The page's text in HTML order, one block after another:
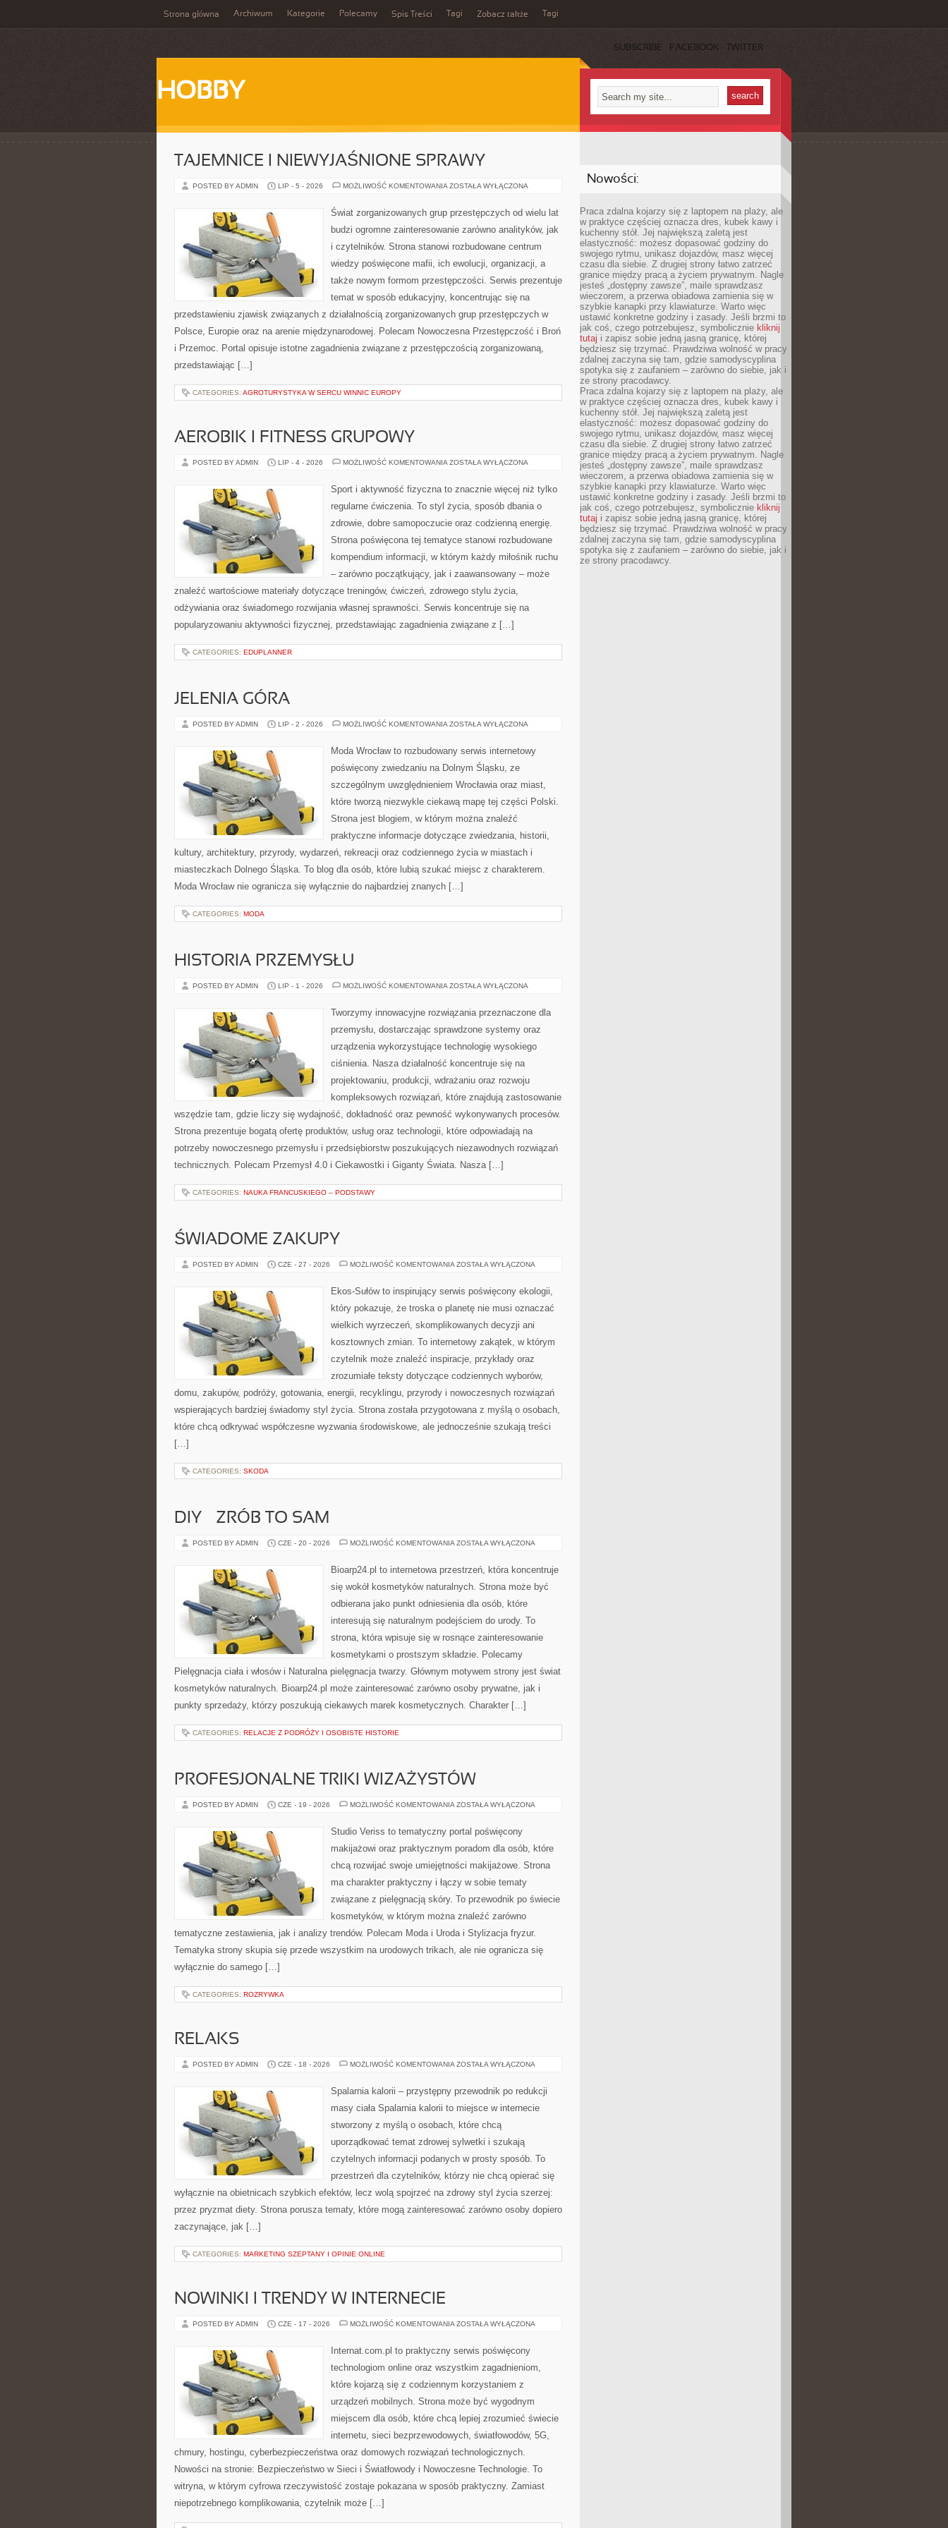
Strona główna Archiwum Kategorie Polecamy Spis Treści Tagi Zobacz także Tagi
SUBSCRIBE FACEBOOK TWITTER
HOBBY
TAJEMNICE I NIEWYJAŚNIONE SPRAWY
POSTED BY ADMIN LIP - 5 - 2026 MOŻLIWOŚĆ KOMENTOWANIA TAJEMNICE
SPRAWY
ZOSTAŁA WYŁĄCZONA
Świat zorganizowanych grup przestępczych od wielu lat
budzi ogromne zainteresowanie zarówno analityków, jak
i czytelników. Strona stanowi rozbudowane centrum
wiedzy poświęcone mafii, ich ewolucji, organizacji, a
także nowym formom przestępczości. Serwis prezentuje
temat w sposób edukacyjny, koncentrując się na
przedstawieniu zjawisk związanych z działalnością zorganizowanych grup przestępczych w
Polsce, Europie oraz na arenie międzynarodowej. Polecam Nowoczesna Przestępczość i Broń
i Przemoc. Portal opisuje istotne zagadnienia związane z przestępczością zorganizowaną,
przedstawiając […]
CATEGORIES: AGROTURYSTYKA W SERCU WINNIC EUROPY
AEROBIK I FITNESS GRUPOWY
POSTED BY ADMIN LIP - 4 - 2026 MOŻLIWOŚĆ KOMENTOWANIA AEROBIK
GRUPOWY
ZOSTAŁA WYŁĄCZONA
Sport i aktywność fizyczna to znacznie więcej niż tylko
regularne ćwiczenia. To styl życia, sposób dbania o
zdrowie, dobre samopoczucie oraz codzienną energię.
Strona poświęcona tej tematyce stanowi rozbudowane
kompendium informacji, w którym każdy miłośnik ruchu
– zarówno początkujący, jak i zaawansowany – może
znaleźć wartościowe materiały dotyczące treningów, ćwiczeń, zdrowego stylu życia,
odżywiania oraz świadomego rozwijania własnej sprawności. Serwis koncentruje się na
popularyzowaniu aktywności fizycznej, przedstawiając zagadnienia związane z […]
CATEGORIES: EDUPLANNER
JELENIA GÓRA
POSTED BY ADMIN LIP - 2 - 2026 MOŻLIWOŚĆ KOMENTOWANIA JELENIA
ZOSTAŁA WYŁĄCZONA
Moda Wrocław to rozbudowany serwis internetowy
poświęcony zwiedzaniu na Dolnym Śląsku, ze
szczególnym uwzględnieniem Wrocławia oraz miast,
które tworzą niezwykle ciekawą mapę tej części Polski.
Strona jest blogiem, w którym można znaleźć
praktyczne informacje dotyczące zwiedzania, historii,
kultury, architektury, przyrody, wydarzeń, rekreacji oraz codziennego życia w miastach i
miasteczkach Dolnego Śląska. To blog dla osób, które lubią szukać miejsc z charakterem.
Moda Wrocław nie ogranicza się wyłącznie do najbardziej znanych […]
CATEGORIES: MODA
HISTORIA PRZEMYSŁU
POSTED BY ADMIN LIP - 1 - 2026 MOŻLIWOŚĆ KOMENTOWANIA HISTORIA
ZOSTAŁA WYŁĄCZONA
Tworzymy innowacyjne rozwiązania przeznaczone dla
przemysłu, dostarczając sprawdzone systemy oraz
urządzenia wykorzystujące technologię wysokiego
ciśnienia. Nasza działalność koncentruje się na
projektowaniu, produkcji, wdrażaniu oraz rozwoju
kompleksowych rozwiązań, które znajdują zastosowanie
wszędzie tam, gdzie liczy się wydajność, dokładność oraz pewność wykonywanych procesów.
Strona prezentuje bogatą ofertę produktów, usług oraz technologii, które odpowiadają na
potrzeby nowoczesnego przemysłu i przedsiębiorstw poszukujących niezawodnych rozwiązań
technicznych. Polecam Przemysł 4.0 i Ciekawostki i Giganty Świata. Nasza […]
CATEGORIES: NAUKA FRANCUSKIEGO – PODSTAWY
ŚWIADOME ZAKUPY
POSTED BY ADMIN CZE - 27 - 2026 MOŻLIWOŚĆ KOMENTOWANIA ŚWIADOME
ZOSTAŁA WYŁĄCZONA
Ekos-Sułów to inspirujący serwis poświęcony ekologii,
który pokazuje, że troska o planetę nie musi oznaczać
wielkich wyrzeczeń, skomplikowanych decyzji ani
kosztownych zmian. To internetowy zakątek, w którym
czytelnik może znaleźć inspiracje, przykłady oraz
zrozumiałe teksty dotyczące codziennych wyborów,
domu, zakupów, podróży, gotowania, energii, recyklingu, przyrody i nowoczesnych rozwiązań
wspierających bardziej świadomy styl życia. Strona została przygotowana z myślą o osobach,
które chcą odkrywać współczesne wyzwania środowiskowe, ale jednocześnie szukają treści
[…]
CATEGORIES: SKODA
DIY – ZRÓB TO SAM
POSTED BY ADMIN CZE - 20 - 2026 MOŻLIWOŚĆ KOMENTOWANIA DIY
TO
SAM
ZOSTAŁA WYŁĄCZONA
Bioarp24.pl to internetowa przestrzeń, która koncentruje
się wokół kosmetyków naturalnych. Strona może być
odbierana jako punkt odniesienia dla osób, które
interesują się naturalnym podejściem do urody. To
strona, która wpisuje się w rosnące zainteresowanie
kosmetykami o prostszym składzie. Polecamy
Pielęgnacja ciała i włosów i Naturalna pielęgnacja twarzy. Głównym motywem strony jest świat
kosmetyków naturalnych. Bioarp24.pl może zainteresować zarówno osoby prywatne, jak i
punkty sprzedaży, którzy poszukują ciekawych marek kosmetycznych. Charakter […]
CATEGORIES: RELACJE Z PODRÓŻY I OSOBISTE HISTORIE
PROFESJONALNE TRIKI WIZAŻYSTÓW
POSTED BY ADMIN CZE - 19 - 2026 MOŻLIWOŚĆ KOMENTOWANIA PROFESJONALNE
ZOSTAŁA WYŁĄCZONA
Studio Veriss to tematyczny portal poświęcony
makijażowi oraz praktycznym poradom dla osób, które
chcą rozwijać swoje umiejętności makijażowe. Strona
ma charakter praktyczny i łączy w sobie tematy
związane z pielęgnacją skóry. To przewodnik po świecie
kosmetyków, w którym można znaleźć zarówno
tematyczne zestawienia, jak i analizy trendów. Polecam Moda i Uroda i Stylizacja fryzur.
Tematyka strony skupia się przede wszystkim na urodowych trikach, ale nie ogranicza się
wyłącznie do samego […]
CATEGORIES: ROZRYWKA
RELAKS
POSTED BY ADMIN CZE - 18 - 2026 MOŻLIWOŚĆ KOMENTOWANIA RELAKS
ZOSTAŁA WYŁĄCZONA
Spalarnia kalorii – przystępny przewodnik po redukcji
masy ciała Spalarnia kalorii to miejsce w internecie
stworzony z myślą o osobach, które chcą
uporządkować temat zdrowej sylwetki i szukają
czytelnych informacji podanych w prosty sposób. To
przestrzeń dla czytelników, którzy nie chcą opierać się
wyłącznie na obietnicach szybkich efektów, lecz wolą spojrzeć na zdrowy styl życia szerzej:
przez pryzmat diety. Strona porusza tematy, które mogą zainteresować zarówno osoby dopiero
zaczynające, jak […]
CATEGORIES: MARKETING SZEPTANY I OPINIE ONLINE
NOWINKI I TRENDY W INTERNECIE
POSTED BY ADMIN CZE - 17 - 2026 MOŻLIWOŚĆ KOMENTOWANIA NOWINKI
INTERNECIE
ZOSTAŁA WYŁĄCZONA
Internat.com.pl to praktyczny serwis poświęcony
technologiom online oraz wszystkim zagadnieniom,
które kojarzą się z codziennym korzystaniem z
urządzeń mobilnych. Strona może być wygodnym
miejscem dla osób, które chcą lepiej zrozumieć świecie
internetu, sieci bezprzewodowych, światłowodów, 5G,
chmury, hostingu, cyberbezpieczeństwa oraz domowych rozwiązań technologicznych.
Nowości na stronie: Bezpieczeństwo w Sieci i Światłowody i Nowoczesne Technologie. To
witryna, w którym cyfrowa rzeczywistość zostaje pokazana w sposób praktyczny. Zamiast
niepotrzebnego komplikowania, czytelnik może […]
Nowości:
Praca zdalna kojarzy się z laptopem na plaży, ale
w praktyce częściej oznacza dres, kubek kawy i
kuchenny stół. Jej największą zaletą jest
elastyczność: możesz dopasować godziny do
swojego rytmu, unikasz dojazdów, masz więcej
czasu dla siebie. Z drugiej strony łatwo zatrzeć
granice między pracą a życiem prywatnym. Nagle
jesteś „dostępny zawsze”, maile sprawdzasz
wieczorem, a przerwa obiadowa zamienia się w
szybkie kanapki przy klawiaturze. Warto więc
ustawić konkretne godziny i zasady. Jeśli brzmi to
jak coś, czego potrzebujesz, symbolicznie kliknij
tutaj i zapisz sobie jedną jasną granicę, której
będziesz się trzymać. Prawdziwa wolność w pracy
zdalnej zaczyna się tam, gdzie samodyscyplina
spotyka się z zaufaniem – zarówno do siebie, jak i
ze strony pracodawcy.
Praca zdalna kojarzy się z laptopem na plaży, ale
w praktyce częściej oznacza dres, kubek kawy i
kuchenny stół. Jej największą zaletą jest
elastyczność: możesz dopasować godziny do
swojego rytmu, unikasz dojazdów, masz więcej
czasu dla siebie. Z drugiej strony łatwo zatrzeć
granice między pracą a życiem prywatnym. Nagle
jesteś „dostępny zawsze”, maile sprawdzasz
wieczorem, a przerwa obiadowa zamienia się w
szybkie kanapki przy klawiaturze. Warto więc
ustawić konkretne godziny i zasady. Jeśli brzmi to
jak coś, czego potrzebujesz, symbolicznie kliknij
tutaj i zapisz sobie jedną jasną granicę, której
będziesz się trzymać. Prawdziwa wolność w pracy
zdalnej zaczyna się tam, gdzie samodyscyplina
spotyka się z zaufaniem – zarówno do siebie, jak i
ze strony pracodawcy.